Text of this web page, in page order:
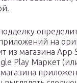
приложений на
из магазина App
Play Маркет
магазина